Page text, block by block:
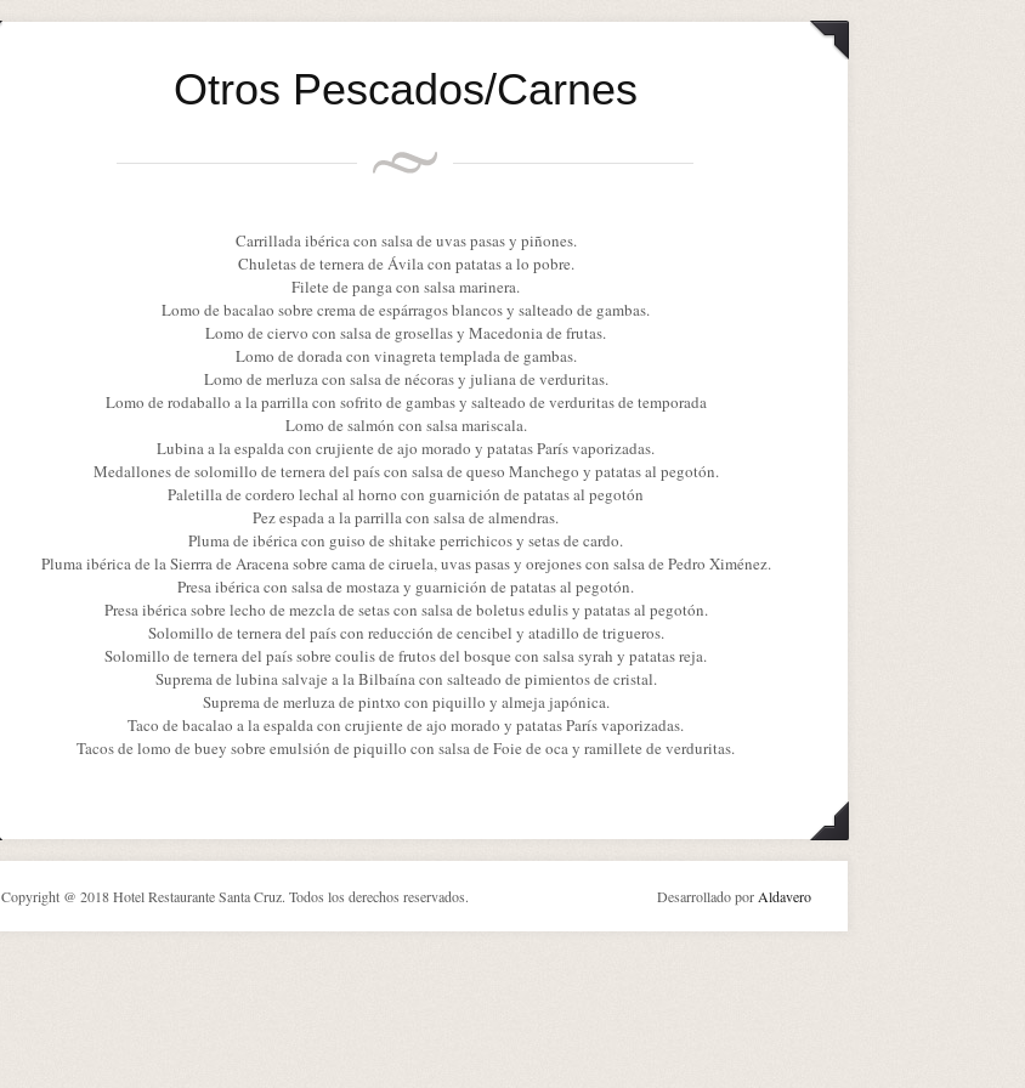
Otros Pescados/Carnes
Carrillada ibérica con salsa de uvas pasas y piñones.
Chuletas de ternera de Ávila con patatas a lo pobre.
Filete de panga con salsa marinera.
Lomo de bacalao sobre crema de espárragos blancos y salteado de gambas.
Lomo de ciervo con salsa de grosellas y Macedonia de frutas.
Lomo de dorada con vinagreta templada de gambas.
Lomo de merluza con salsa de nécoras y juliana de verduritas.
Lomo de rodaballo a la parrilla con sofrito de gambas y salteado de verduritas de temporada
Lomo de salmón con salsa mariscala.
Lubina a la espalda con crujiente de ajo morado y patatas París vaporizadas.
Medallones de solomillo de ternera del país con salsa de queso Manchego y patatas al pegotón.
Paletilla de cordero lechal al horno con guarnición de patatas al pegotón
Pez espada a la parrilla con salsa de almendras.
Pluma de ibérica con guiso de shitake perrichicos y setas de cardo.
Pluma ibérica de la Sierrra de Aracena sobre cama de ciruela, uvas pasas y orejones con salsa de Pedro Ximénez.
Presa ibérica con salsa de mostaza y guarnición de patatas al pegotón.
Presa ibérica sobre lecho de mezcla de setas con salsa de boletus edulis y patatas al pegotón.
Solomillo de ternera del país con reducción de cencibel y atadillo de trigueros.
Solomillo de ternera del país sobre coulis de frutos del bosque con salsa syrah y patatas reja.
Suprema de lubina salvaje a la Bilbaína con salteado de pimientos de cristal.
Suprema de merluza de pintxo con piquillo y almeja japónica.
Taco de bacalao a la espalda con crujiente de ajo morado y patatas París vaporizadas.
Tacos de lomo de buey sobre emulsión de piquillo con salsa de Foie de oca y ramillete de verduritas.
Copyright @ 2018 Hotel Restaurante Santa Cruz. Todos los derechos reservados. Desarrollado por Aldavero